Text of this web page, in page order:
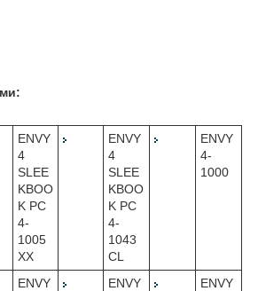
ENVY
4
SLEE
KBOO
K PC
4-
1005
XX
ENVY
4
SLEE
KBOO
K PC
4-
1043
CL
ENVY
4-
1000
ENVY
ENVY
ENVY